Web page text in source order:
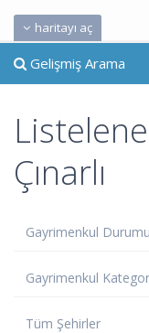
haritayı aç
Gelişmiş Arama
Çınarlı
Gayrimenkul Durumu
Gayrimenkul
Tüm Şehirler